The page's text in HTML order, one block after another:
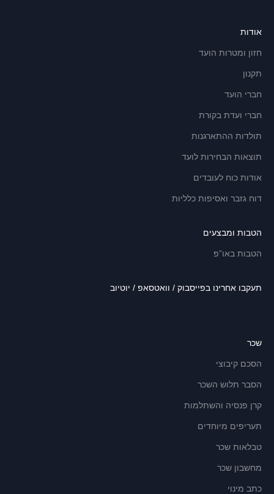
אודות
חזון ומטרות הועד
תקנון
חברי הועד
חברי ועדת בקורת
תולדות ההתארגנות
תוצאות הבחירות לועד
אודות כוח לעובדים
דוח גזבר ואסיפות כלליות
הטבות ומבצעים
הטבות באו”פ
תעקבו אחרינו בפייסבוק / וואטסאפ / יוטיוב
שכר
הסכם קיבוצי
הסבר תלוש השכר
קרן פנסיה והשתלמות
תעריפים מיוחדים
טבלאות שכר
מחשבון שכר
כתב מינוי